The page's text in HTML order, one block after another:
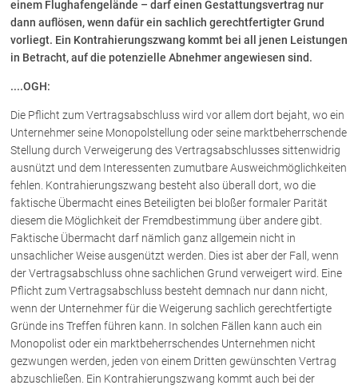
Schiedsgerichtsbarkeit
Skiunfälle in Österreich
Über uns
Kanzleiteam
Netzwerk
Download
Anwälte
Dr. Stefan Müller
Dr. Petra Piccolruaz
Mag. Patrick Piccolruaz
Dr. Roland Piccolruaz †
Mag. Raphaela Klotz
einem Flughafengelände – darf einen Gestattungsvertrag nur
dann auflösen, wenn dafür ein sachlich gerechtfertigter Grund
vorliegt. Ein Kontrahierungszwang kommt bei all jenen Leistungen
in Betracht, auf die potenzielle Abnehmer angewiesen sind.
....OGH:
Die Pflicht zum Vertragsabschluss wird vor allem dort bejaht, wo ein
Unternehmer seine Monopolstellung oder seine marktbeherrschende
Stellung durch Verweigerung des Vertragsabschlusses sittenwidrig
ausnützt und dem Interessenten zumutbare Ausweichmöglichkeiten
fehlen. Kontrahierungszwang besteht also überall dort, wo die
faktische Übermacht eines Beteiligten bei bloßer formaler Parität
diesem die Möglichkeit der Fremdbestimmung über andere gibt.
Faktische Übermacht darf nämlich ganz allgemein nicht in
unsachlicher Weise ausgenützt werden. Dies ist aber der Fall, wenn
der Vertragsabschluss ohne sachlichen Grund verweigert wird. Eine
Pflicht zum Vertragsabschluss besteht demnach nur dann nicht,
wenn der Unternehmer für die Weigerung sachlich gerechtfertigte
Gründe ins Treffen führen kann. In solchen Fällen kann auch ein
Monopolist oder ein marktbeherrschendes Unternehmen nicht
gezwungen werden, jeden von einem Dritten gewünschten Vertrag
abzuschließen. Ein Kontrahierungszwang kommt auch bei der